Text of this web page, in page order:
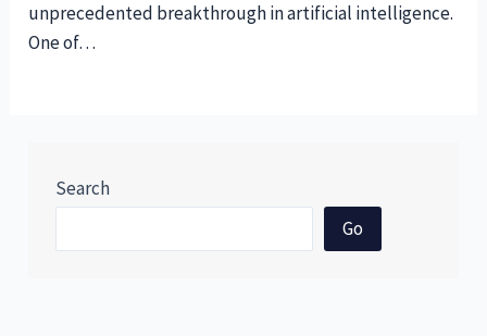
unprecedented breakthrough in artificial intelligence.
One of…
Search
Go